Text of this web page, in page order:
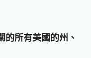
的所有美國的州、